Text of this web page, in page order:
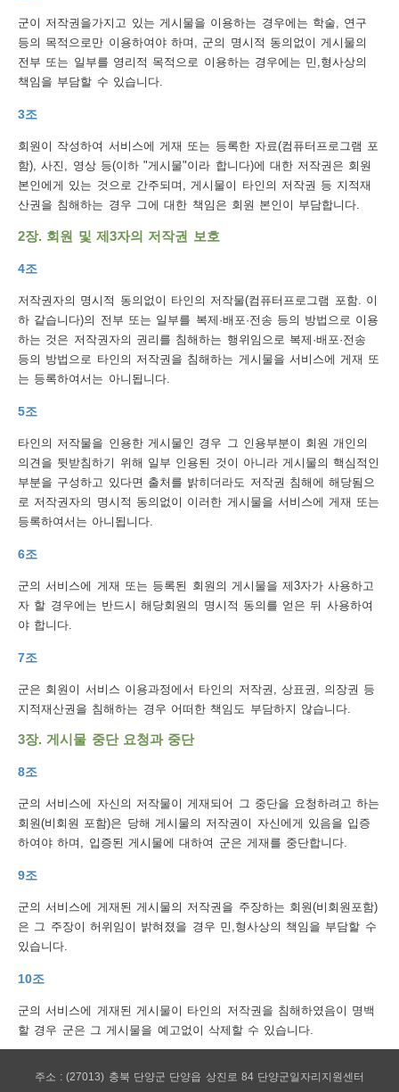
군이 저작권을가지고 있는 게시물을 이용하는 경우에는 학술, 연구
등의 목적으로만 이용하여야 하며, 군의 명시적 동의없이 게시물의
전부 또는 일부를 영리적 목적으로 이용하는 경우에는 민,형사상의
책임을 부담할 수 있습니다.
3조
회원이 작성하여 서비스에 게재 또는 등록한 자료(컴퓨터프로그램 포
함), 사진, 영상 등(이하 "게시물"이라 합니다)에 대한 저작권은 회원
본인에게 있는 것으로 간주되며, 게시물이 타인의 저작권 등 지적재
산권을 침해하는 경우 그에 대한 책임은 회원 본인이 부담합니다.
2장. 회원 및 제3자의 저작권 보호
4조
저작권자의 명시적 동의없이 타인의 저작물(컴퓨터프로그램 포함. 이
하 같습니다)의 전부 또는 일부를 복제·배포·전송 등의 방법으로 이용
하는 것은 저작권자의 권리를 침해하는 행위임으로 복제·배포·전송
등의 방법으로 타인의 저작권을 침해하는 게시물을 서비스에 게재 또
는 등록하여서는 아니됩니다.
5조
타인의 저작물을 인용한 게시물인 경우 그 인용부분이 회원 개인의
의견을 뒷받침하기 위해 일부 인용된 것이 아니라 게시물의 핵심적인
부분을 구성하고 있다면 출처를 밝히더라도 저작권 침해에 해당됨으
로 저작권자의 명시적 동의없이 이러한 게시물을 서비스에 게재 또는
등록하여서는 아니됩니다.
6조
군의 서비스에 게재 또는 등록된 회원의 게시물을 제3자가 사용하고
자 할 경우에는 반드시 해당회원의 명시적 동의를 얻은 뒤 사용하여
야 합니다.
7조
군은 회원이 서비스 이용과정에서 타인의 저작권, 상표권, 의장권 등
지적재산권을 침해하는 경우 어떠한 책임도 부담하지 않습니다.
3장. 게시물 중단 요청과 중단
8조
군의 서비스에 자신의 저작물이 게재되어 그 중단을 요청하려고 하는
회원(비회원 포함)은 당해 게시물의 저작권이 자신에게 있음을 입증
하여야 하며, 입증된 게시물에 대하여 군은 게재를 중단합니다.
9조
군의 서비스에 게재된 게시물의 저작권을 주장하는 회원(비회원포함)
은 그 주장이 허위임이 밝혀졌을 경우 민,형사상의 책임을 부담할 수
있습니다.
10조
군의 서비스에 게재된 게시물이 타인의 저작권을 침해하였음이 명백
할 경우 군은 그 게시물을 예고없이 삭제할 수 있습니다.
메
뉴
사
이
트
맵
개
인
정
보
처
리
방
침
저
보
이
메
일
집
단
거
부
뷰
주소 : (27013) 충북 단양군 단양읍 상진로 84 단양군일자리지원센터